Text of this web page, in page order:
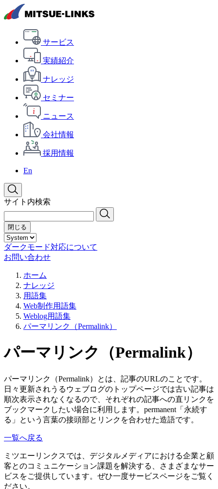
サービス
実績紹介
ナレッジ
セミナー
ニュース
会社情報
採用情報
En
サイト内検索
閉じる
ダークモード対応について
お問い合わせ
ホーム
ナレッジ
用語集
Web制作用語集
Weblog用語集
パーマリンク（Permalink）
パーマリンク（Permalink）
パーマリンク（Permalink）とは、記事のURLのことです。
日々更新されうるウェブログのトップページでは古い記事は
順次表示されなくなるので、それぞれの記事への直リンクを
ブックマークしたい場合に利用します。permanent「永続す
る」という言葉の接頭部とリンクを合わせた造語です。
一覧へ戻る
ミツエーリンクスでは、デジタルメディアにおける企業と顧
客とのコミュニケーション課題を解決する、さまざまなサー
ビスをご提供しています。ぜひ一度サービスページをご覧く
ださい。